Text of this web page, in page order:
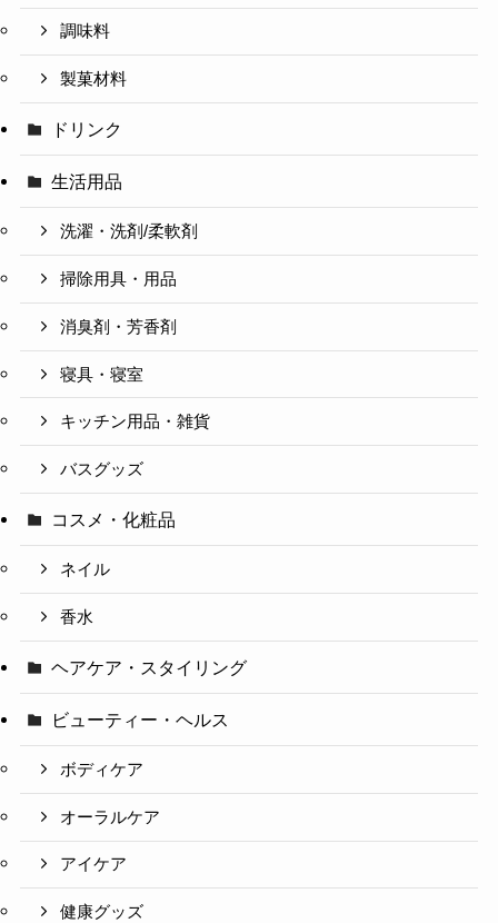
調味料
製菓材料
ドリンク
生活用品
洗濯・洗剤/柔軟剤
掃除用具・用品
消臭剤・芳香剤
寝具・寝室
キッチン用品・雑貨
バスグッズ
コスメ・化粧品
ネイル
香水
ヘアケア・スタイリング
ビューティー・ヘルス
ボディケア
オーラルケア
アイケア
健康グッズ